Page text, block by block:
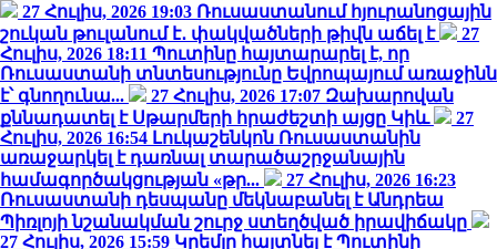
27 Հուլիս, 2026 19:03 Ռուսաստանում հյուրանոցային
շուկան թուլանում է․ փակվածների թիվն աճել է
27
Հուլիս, 2026 18:11 Պուտինը հայտարարել է, որ
Ռուսաստանի տնտեսությունը Եվրոպայում առաջինն
է՝ գնողունա...
27 Հուլիս, 2026 17:07 Զախարովան
քննադատել է Սթարմերի հրաժեշտի այցը Կիև
27
Հուլիս, 2026 16:54 Լուկաշենկոն Ռուսաստանին
առաջարկել է դառնալ տարածաշրջանային
համագործակցության «թր...
27 Հուլիս, 2026 16:23
Ռուսաստանի դեսպանը մեկնաբանել է Անդրեա
Պիռլոյի նշանակման շուրջ ստեղծված իրավիճակը
27 Հուլիս, 2026 15:59 Կրեմլը հայտնել է Պուտինի